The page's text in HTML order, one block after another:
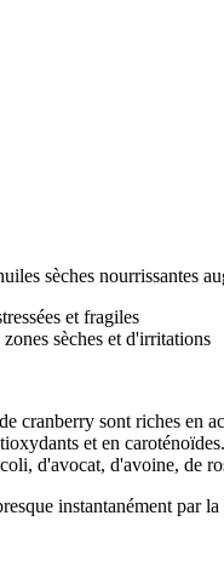
sèches nourrissantes
et fragiles
sèches et d'irritations
cranberry sont riches en
et en caroténoïdes.
d'avocat, d'avoine, de
instantanément par